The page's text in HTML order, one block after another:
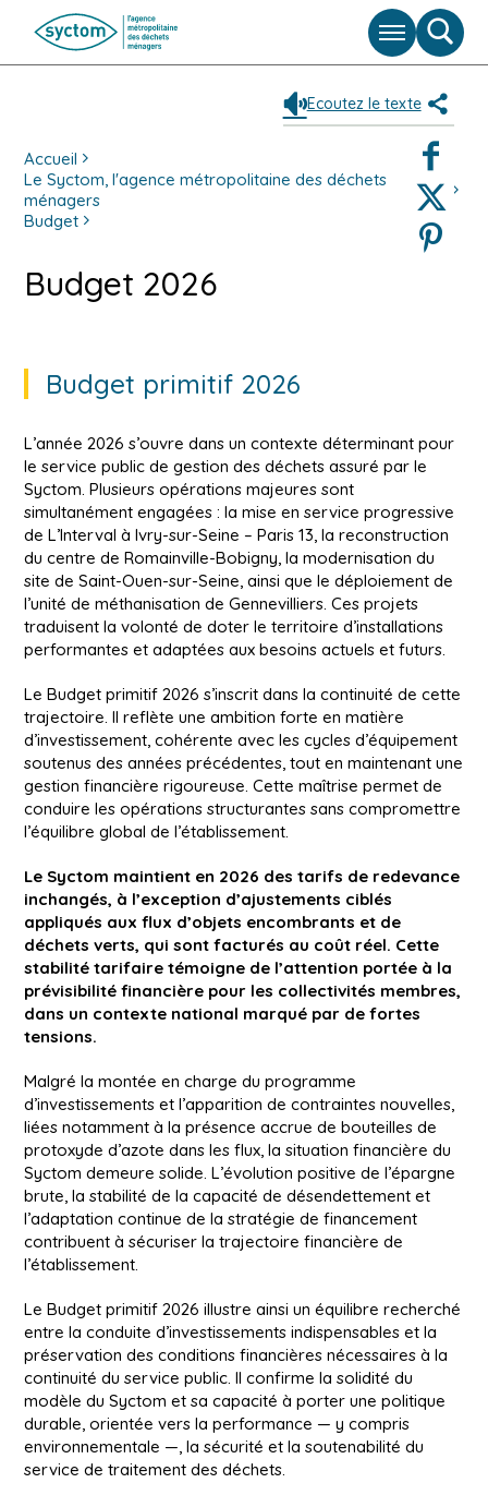
Menu
de
Ecoutez le texte
Twitter
Pinterest
Accueil
Le Syctom, l'agence métropolitaine des déchets
ménagers
Budget
Budget 2026
Budget primitif 2026
L’année 2026 s’ouvre dans un contexte déterminant pour
le service public de gestion des déchets assuré par le
Syctom. Plusieurs opérations majeures sont
simultanément engagées : la mise en service progressive
de L’Interval à Ivry-sur-Seine – Paris 13, la reconstruction
du centre de Romainville-Bobigny, la modernisation du
site de Saint-Ouen-sur-Seine, ainsi que le déploiement de
l’unité de méthanisation de Gennevilliers. Ces projets
traduisent la volonté de doter le territoire d’installations
performantes et adaptées aux besoins actuels et futurs.
Le Budget primitif 2026 s’inscrit dans la continuité de cette
trajectoire. Il reflète une ambition forte en matière
d’investissement, cohérente avec les cycles d’équipement
soutenus des années précédentes, tout en maintenant une
gestion financière rigoureuse. Cette maîtrise permet de
conduire les opérations structurantes sans compromettre
l’équilibre global de l’établissement.
Le Syctom maintient en 2026 des tarifs de redevance
inchangés, à l’exception d’ajustements ciblés
appliqués aux flux d’objets encombrants et de
déchets verts, qui sont facturés au coût réel. Cette
stabilité tarifaire témoigne de l’attention portée à la
prévisibilité financière pour les collectivités membres,
dans un contexte national marqué par de fortes
tensions.
Malgré la montée en charge du programme
d’investissements et l’apparition de contraintes nouvelles,
liées notamment à la présence accrue de bouteilles de
protoxyde d’azote dans les flux, la situation financière du
Syctom demeure solide. L’évolution positive de l’épargne
brute, la stabilité de la capacité de désendettement et
l’adaptation continue de la stratégie de financement
contribuent à sécuriser la trajectoire financière de
l’établissement.
Le Budget primitif 2026 illustre ainsi un équilibre recherché
entre la conduite d’investissements indispensables et la
préservation des conditions financières nécessaires à la
continuité du service public. Il confirme la solidité du
modèle du Syctom et sa capacité à porter une politique
durable, orientée vers la performance — y compris
environnementale —, la sécurité et la soutenabilité du
service de traitement des déchets.